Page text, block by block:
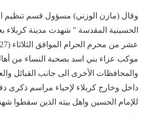
وقال (مازن الوزني) مسؤول قسم تنظيم
الحسينية المقدسة " شهدت مدينة كربلاء
موكب عزاء بني اسد بصحبة النساء من
والمحافظات الأخرى الى جانب القبائل
داخل وخارج كربلاء لإحياء مراسم ذكرى
للإمام الحسين واهل بيته الذين سقطوا